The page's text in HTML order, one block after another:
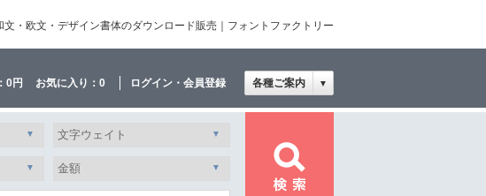
・欧文・デザイン書体のダウンロード販売｜フォントファクトリー
0円 お気に入り： 0 ログイン・会員登録 各種ご案内 ▼